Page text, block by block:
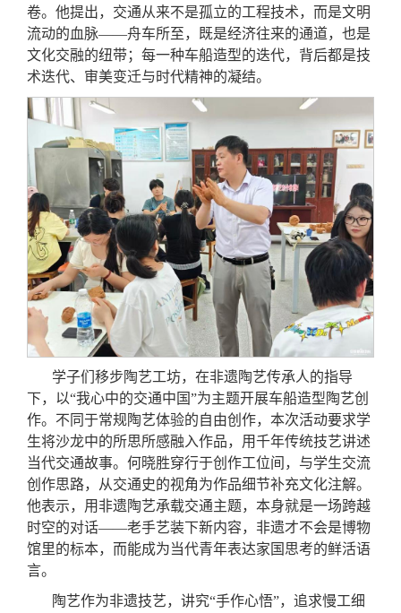
卷。他提出，交通从来不是孤立的工程技术，而是文明
流动的血脉——舟车所至，既是经济往来的通道，也是
文化交融的纽带；每一种车船造型的迭代，背后都是技
术迭代、审美变迁与时代精神的凝结。
学子们移步陶艺工坊，在非遗陶艺传承人的指导
下，以“我心中的交通中国”为主题开展车船造型陶艺创
作。不同于常规陶艺体验的自由创作，本次活动要求学
生将沙龙中的所思所感融入作品，用千年传统技艺讲述
当代交通故事。何晓胜穿行于创作工位间，与学生交流
创作思路，从交通史的视角为作品细节补充文化注解。
他表示，用非遗陶艺承载交通主题，本身就是一场跨越
时空的对话——老手艺装下新内容，非遗才不会是博物
馆里的标本，而能成为当代青年表达家国思考的鲜活语
言。
陶艺作为非遗技艺，讲究“手作心悟”，追求慢工细